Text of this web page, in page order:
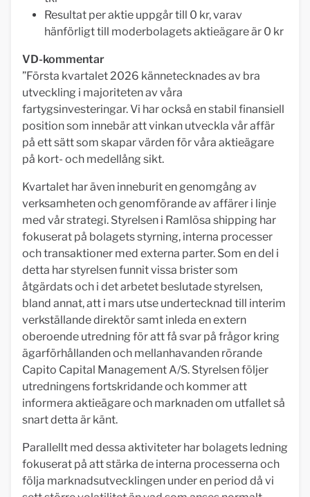
Resultat per aktie uppgår till 0 kr, varav
hänförligt till moderbolagets aktieägare är 0 kr
VD-kommentar
”Första kvartalet 2026 kännetecknades av bra
utveckling i majoriteten av våra
fartygsinvesteringar. Vi har också en stabil finansiell
position som innebär att vinkan utveckla vår affär
på ett sätt som skapar värden för våra aktieägare
på kort- och medellång sikt.
Kvartalet har även inneburit en genomgång av
verksamheten och genomförande av affärer i linje
med vår strategi. Styrelsen i Ramlösa shipping har
fokuserat på bolagets styrning, interna processer
och transaktioner med externa parter. Som en del i
detta har styrelsen funnit vissa brister som
åtgärdats och i det arbetet beslutade styrelsen,
bland annat, att i mars utse undertecknad till interim
verkställande direktör samt inleda en extern
oberoende utredning för att få svar på frågor kring
ägarförhållanden och mellanhavanden rörande
Capito Capital Management A/S. Styrelsen följer
utredningens fortskridande och kommer att
informera aktieägare och marknaden om utfallet så
snart detta är känt.
Parallellt med dessa aktiviteter har bolagets ledning
fokuserat på att stärka de interna processerna och
följa marknadsutvecklingen under en period då vi